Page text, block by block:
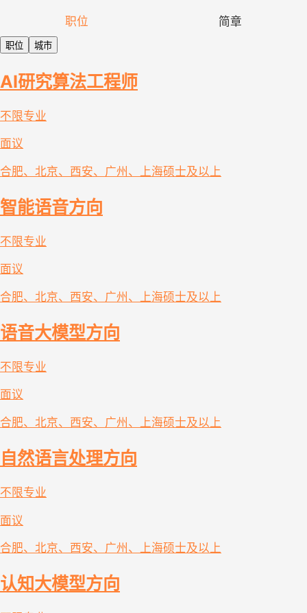
职位 简章
职位 城市
AI研究算法工程师
不限专业
面议
合肥、北京、西安、广州、上海硕士及以上
智能语音方向
不限专业
面议
合肥、北京、西安、广州、上海硕士及以上
语音大模型方向
不限专业
面议
合肥、北京、西安、广州、上海硕士及以上
自然语言处理方向
不限专业
面议
合肥、北京、西安、广州、上海硕士及以上
认知大模型方向